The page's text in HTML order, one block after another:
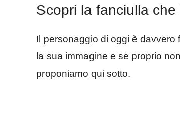
Scopri la fanciulla
Il personaggio di oggi è
la sua immagine e se proprio
proponiamo qui sotto.